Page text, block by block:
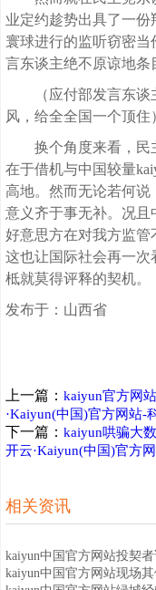
业定约趁势出具了一
寰球进行的监听窃密
言东谈主绝不原谅地条
（应付部发言东
风，给全全国一个顶住
换个角度来看，民
在于借机与中国较量
高地。然而无论若何
意义齐于事无补。况
好意思方在对我方监管
这也让国际社会再一
柢就莫得评释的契机。
发布于：山西省
上一篇： kaiyun官方网
·Kaiyun(中国)官方网站-
下一篇： kaiyun哄骗大
开云·Kaiyun(中国)官方
相关资讯
kaiyun中国官方网站投契
kaiyun中国官方网站现场